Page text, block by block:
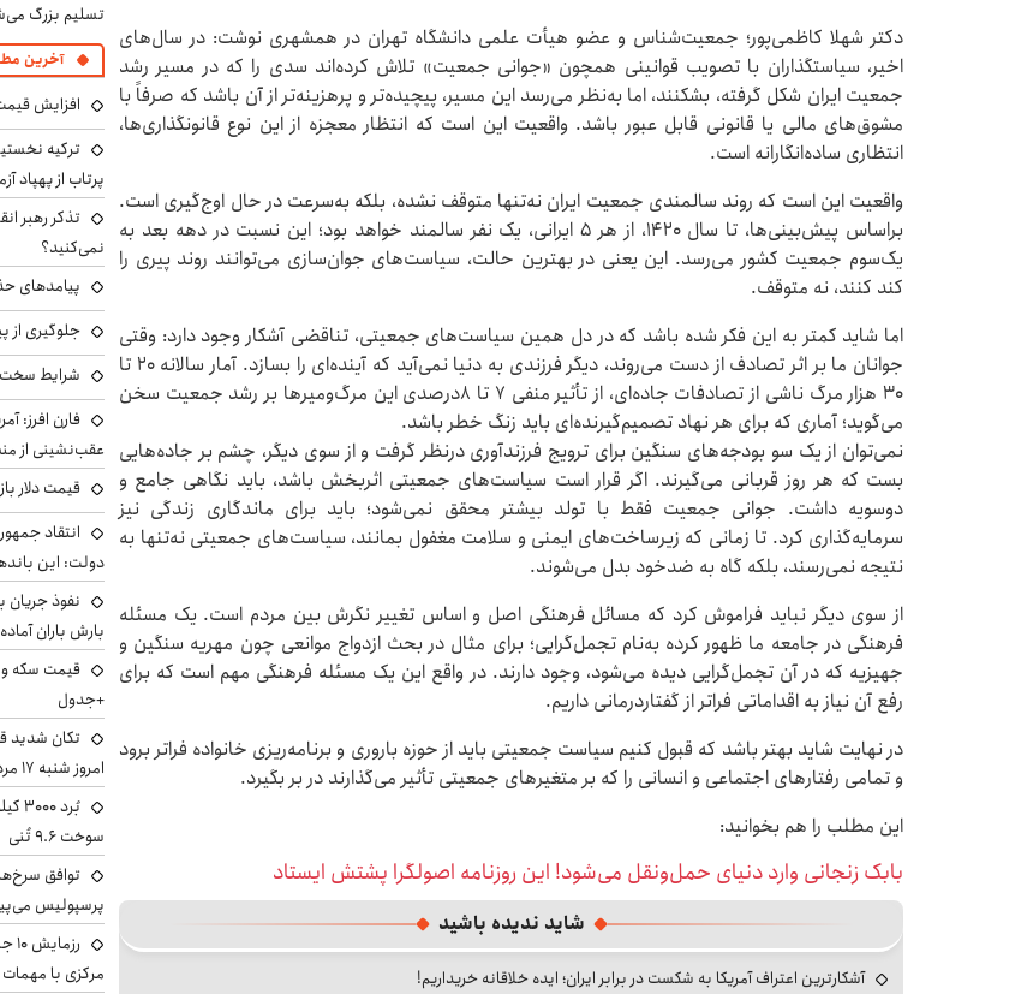
دکتر شهلا کاظمی‌پور؛ جمعیت‌شناس و عضو هیأت علمی دانشگاه تهران در همشهری نوشت: در سال‌های
اخیر، سیاستگذاران با تصویب قوانینی همچون «جوانی جمعیت» تلاش کرده‌اند سدی را که در مسیر رشد
جمعیت ایران شکل گرفته، بشکنند، اما به‌نظر می‌رسد این مسیر، پیچیده‌تر و پرهزینه‌تر از آن باشد که صرفاً با
مشوق‌های مالی یا قانونی قابل عبور باشد. واقعیت این است که انتظار معجزه از این نوع قانونگذاری‌ها،
انتظاری ساده‌انگارانه است.
واقعیت این است که روند سالمندی جمعیت ایران نه‌تنها متوقف نشده، بلکه به‌سرعت در حال اوج‌گیری است.
براساس پیش‌بینی‌ها، تا سال ۱۴۲۰، از هر ۵ ایرانی، یک نفر سالمند خواهد بود؛ این نسبت در دهه بعد به
یک‌سوم جمعیت کشور می‌رسد. این یعنی در بهترین حالت، سیاست‌های جوان‌سازی می‌توانند روند پیری را
کند کنند، نه متوقف.
اما شاید کمتر به این فکر شده باشد که در دل همین سیاست‌های جمعیتی، تناقضی آشکار وجود دارد: وقتی
جوانان ما بر اثر تصادف از دست می‌روند، دیگر فرزندی به دنیا نمی‌آید که آینده‌ای را بسازد. آمار سالانه ۲۰ تا
۳۰ هزار مرگ ناشی از تصادفات جاده‌ای، از تأثیر منفی ۷ تا ۸درصدی این مرگ‌ومیرها بر رشد جمعیت سخن
می‌گوید؛ آماری که برای هر نهاد تصمیم‌گیرنده‌ای باید زنگ خطر باشد.
نمی‌توان از یک سو بودجه‌های سنگین برای ترویج فرزندآوری درنظر گرفت و از سوی دیگر، چشم بر جاده‌هایی
بست که هر روز قربانی می‌گیرند. اگر قرار است سیاست‌های جمعیتی اثربخش باشد، باید نگاهی جامع و
دوسویه داشت. جوانی جمعیت فقط با تولد بیشتر محقق نمی‌شود؛ باید برای ماندگاری زندگی نیز
سرمایه‌گذاری کرد. تا زمانی که زیرساخت‌های ایمنی و سلامت مغفول بمانند، سیاست‌های جمعیتی نه‌تنها به
نتیجه نمی‌رسند، بلکه گاه به ضدخود بدل می‌شوند.
از سوی دیگر نباید فراموش کرد که مسائل فرهنگی اصل و اساس تغییر نگرش بین مردم است. یک مسئله
فرهنگی در جامعه ما ظهور کرده به‌نام تجمل‌گرایی؛ برای مثال در بحث ازدواج موانعی چون مهریه سنگین و
جهیزیه که در آن تجمل‌گرایی دیده می‌شود، وجود دارند. در واقع این یک مسئله فرهنگی مهم است که برای
رفع آن نیاز به اقداماتی فراتر از گفتاردرمانی داریم.
در نهایت شاید بهتر باشد که قبول کنیم سیاست جمعیتی باید از حوزه باروری و برنامه‌ریزی خانواده فراتر برود
و تمامی رفتارهای اجتماعی و انسانی را که بر متغیرهای جمعیتی تأثیر می‌گذارند در بر بگیرد.
این مطلب را هم بخوانید:
بابک زنجانی وارد دنیای حمل‌ونقل می‌شود! این روزنامه اصولگرا پشتش ایستاد
شاید ندیده باشید
آشکارترین اعتراف آمریکا به شکست در برابر ایران؛ ایده خلاقانه خریداریم!
تسلیم بزرگ
آخرین
افزایش قیمت طلا
ترکیه
پرتاب از پهپاد
تذکر رهبر
نمی‌کنید؟
پیامدهای
جلوگیری از
شرایط سخت
فارن افرز:
عقب‌نشینی از
قیمت دلار بازار
انتقاد
دولت: این
بارش باران
+جدول
تکان شدید
امروز شنبه ۱۷ مرداد ۱۴۰۵
سوخت ۹.۶ تُنی
توافق
پرسپولیس
مرکزی با